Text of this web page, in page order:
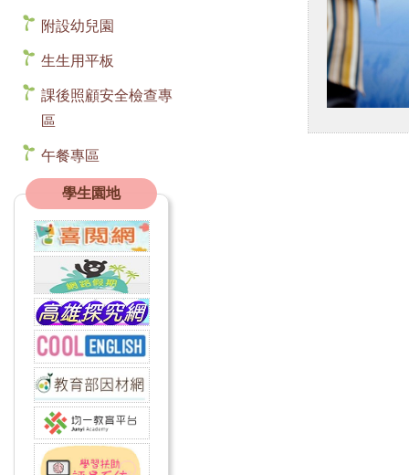
附設幼兒園
生生用平板
課後照顧安全檢查專
區
午餐專區
學生園地